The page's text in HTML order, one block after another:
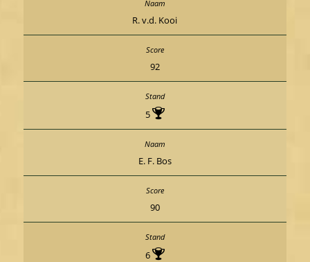
R. v.d. Kooi
92
5
E. F. Bos
90
6